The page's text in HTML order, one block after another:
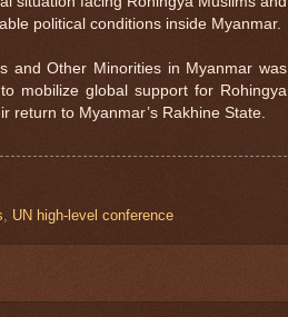
political conditions inside Myanmar.
and Other Minorities in Myanmar was
mobilize global support for Rohingya
return to Myanmar’s Rakhine State.
UN high-level conference